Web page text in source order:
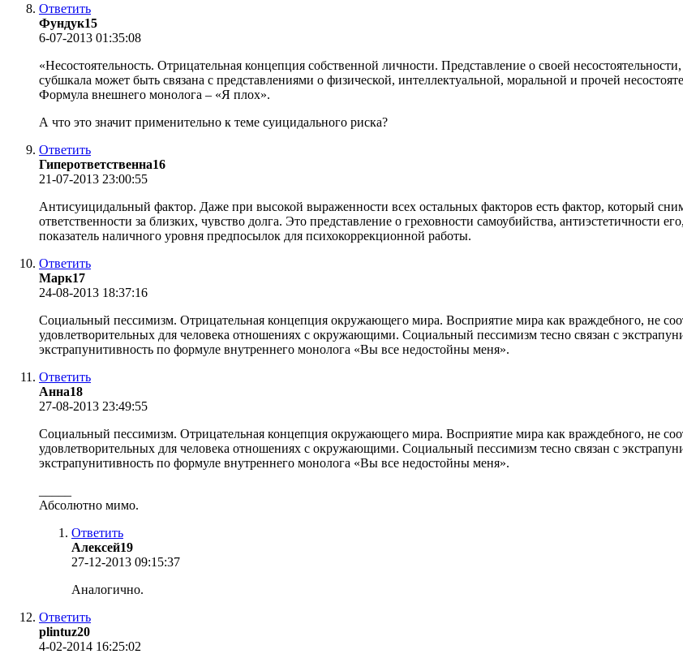
Ответить
Фундук15
6-07-2013 01:35:08
«Несостоятельность. Отрицательная концепция собственной личности. Представление о своей
субшкала может быть связана с представлениями о физической, интеллектуальной, моральной и прочей
Формула внешнего монолога – «Я плох».
А что это значит применительно к теме суицидального риска?
Ответить
Гиперответственна16
21-07-2013 23:00:55
Антисуицидальный фактор. Даже при высокой выраженности всех остальных факторов есть фактор, который
ответственности за близких, чувство долга. Это представление о греховности самоубийства, антиэстетичности
показатель наличного уровня предпосылок для психокоррекционной работы.
Ответить
Марк17
24-08-2013 18:37:16
Социальный пессимизм. Отрицательная концепция окружающего мира. Восприятие мира как враждебного, не
удовлетворительных для человека отношениях с окружающими. Социальный пессимизм тесно связан с
экстрапунитивность по формуле внутреннего монолога «Вы все недостойны меня».
Ответить
Анна18
27-08-2013 23:49:55
Социальный пессимизм. Отрицательная концепция окружающего мира. Восприятие мира как враждебного, не
удовлетворительных для человека отношениях с окружающими. Социальный пессимизм тесно связан с
экстрапунитивность по формуле внутреннего монолога «Вы все недостойны меня».
Абсолютно мимо.
Ответить
Алексей19
27-12-2013 09:15:37
Аналогично.
Ответить
plintuz20
4-02-2014 16:25:02